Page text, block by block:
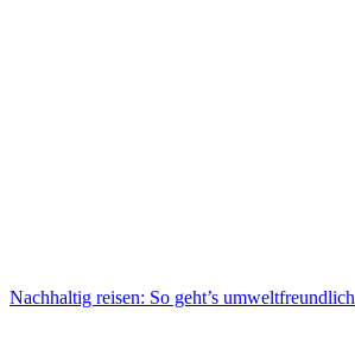
Nachhaltig reisen: So geht’s umweltfreundlich